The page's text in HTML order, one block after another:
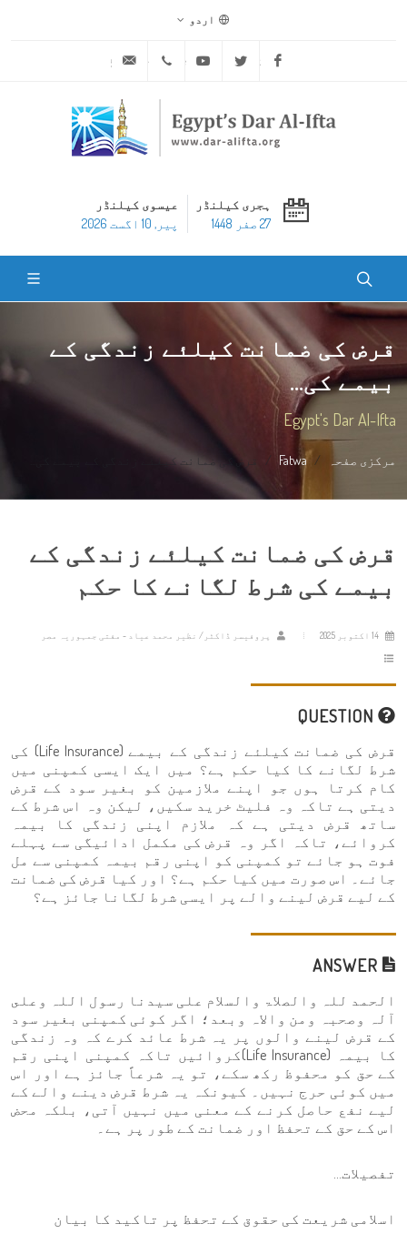
اردو
Facebook
Twitter
Youtube
ہجری کیلنڈر
27 صفر 1448
عیسوی کیلنڈر
پير, 10 اگست 2026
قرض کی ضمانت کیلئے زندگی کے
بیمے کی...
Egypt's Dar Al-Ifta
مرکزی صفحہ Fatwa قرض کی ضمانت کیلئے زندگی کے بیمے کی...
قرض کی ضمانت کیلئے زندگی کے
بیمے کی شرط لگانے کا حکم
پروفیسر ڈاکٹر/ نظیر محمد عیاد - مفتی جمہوریہ مصر
قرض کی ضمانت کیلئے زندگی کے بیمے (Life Insurance) کی
شرط لگانے کا کیا حکم ہے؟ میں ایک ایسی کمپنی میں
کام کرتا ہوں جو اپنے ملازمین کو بغیر سود کے قرض
دیتی ہے تاکہ وہ فلیٹ خرید سکیں، لیکن وہ اس شرط کے
ساتھ قرض دیتی ہے کہ ملازم اپنی زندگی کا بیمہ
کروائے، تاکہ اگر وہ قرض کی مکمل ادائیگی سے پہلے
فوت ہو جائے تو کمپنی کو اپنی رقم بیمہ کمپنی سے مل
جائے۔ اس صورت میں کیا حکم ہے؟ اور کیا قرض کی ضمانت
کے لیے قرض لینے والے پر ایسی شرط لگانا جائز ہے؟
الحمد للہ والصلاۃ والسلام علی سیدنا رسول اللہ وعلى
آلہ وصحبہ ومن والاہ وبعد؛ اگر کوئی کمپنی بغیر سود
کے قرض لینے والوں پر یہ شرط عائد کرے کہ وہ زندگی
کا بیمہ (Life Insurance)کروائیں تاکہ کمپنی اپنی رقم
کے حق کو محفوظ رکھ سکے، تو یہ شرعاً جائز ہے اور اس
میں کوئی حرج نہیں۔ کیونکہ یہ شرط قرض دینے والے کے
لیے نفع حاصل کرنے کے معنی میں نہیں آتی، بلکہ محض
اس کے حق کے تحفظ اور ضمانت کے طور پر ہے۔
تفصیلات...
اسلامی شریعت کی حقوق کے تحفظ پر تاکید کا بیان